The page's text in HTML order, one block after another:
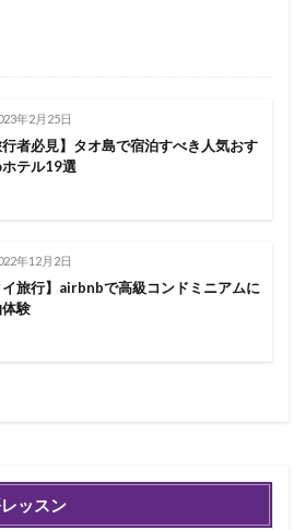
年2月25日
行者必見】タオ島で宿泊すべき人気おす
テル19選
年12月2日
イ旅行】airbnbで高級コンドミニアムに
験
ッスン